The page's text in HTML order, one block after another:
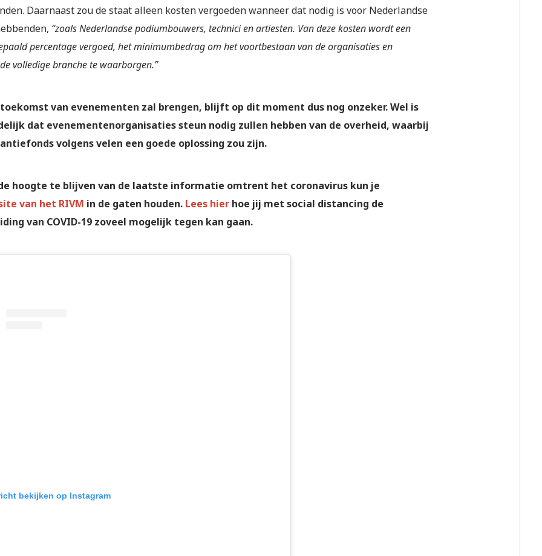
Daarnaast zou de staat alleen kosten vergoeden wanneer dat nodig is voor Nederlandse
“zoals Nederlandse podiumbouwers, technici en artiesten. Van deze kosten wordt een
percentage vergoed, het minimumbedrag om het voortbestaan van de organisaties en
volledige branche te waarborgen.”
van evenementen zal brengen, blijft op dit moment dus nog onzeker. Wel is
dat evenementenorganisaties steun nodig zullen hebben van de overheid, waarbij
volgens velen een goede oplossing zou zijn.
hoogte te blijven van de laatste informatie omtrent het coronavirus kun je
van het RIVM in de gaten houden. Lees hierhoe jij met social distancing de
van COVID-19 zoveel mogelijk tegen kan gaan.
bekijken op Instagram